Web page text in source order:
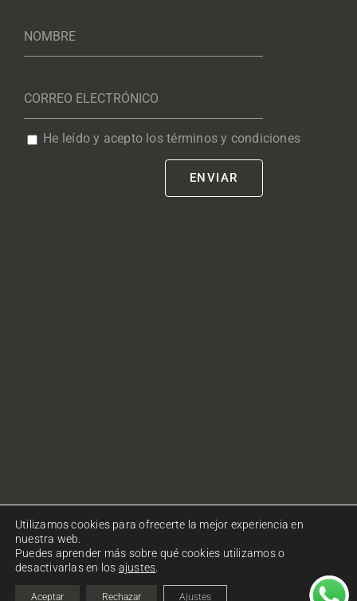
He leído y acepto los términos y condiciones
© Copyright Ohlalà! Comunicació. Todos los derechos
reservados.
Política de privacidad Política de cookies
Utilizamos cookies para ofrecerte la mejor experiencia en
nuestra web.
Puedes aprender más sobre qué cookies utilizamos o
desactivarlas en los ajustes
Aceptar Rechazar Ajustes